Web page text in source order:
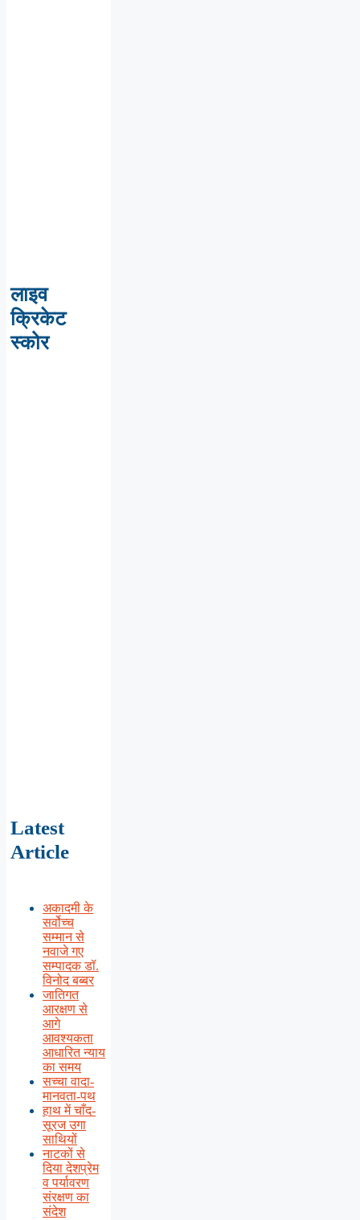
लाइव
क्रिकेट
स्कोर
Latest
Article
अकादमी के
सर्वोच्च
सम्मान से
नवाजे गए
सम्पादक डॉ.
विनोद बब्बर
जातिगत
आरक्षण से
आगे
आवश्यकता
आधारित न्याय
का समय
सच्चा वादा-
मानवता-पथ
हाथ में चाँद-
सूरज उगा
साथियों
नाटकों से
दिया देशप्रेम
व पर्यावरण
संरक्षण का
संदेश